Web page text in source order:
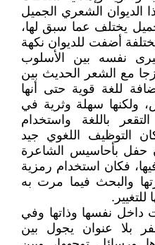
الديوان الشعري الجميل
يختلف عما سبق لها،
أضفت للديوان نكهة
نفسه بين الأسلوب
مع الشعر الحديث بين
للغة قوية حتى أنها
ولكنها سهلة وثرية في
باللغة واستخدام
التوظيف اللغوي جيد
حفل بأحاسيس الشاعرة
فكان استخدام رمزية
والبحث فيما مرت به
للتغيير.
داخل نفسها وذاتها وفي
بلا عنوان يجول بين